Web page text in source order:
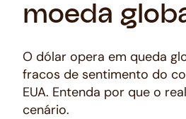
moeda
O dólar opera em queda
fracos de sentimento do
EUA. Entenda por que o
cenário.